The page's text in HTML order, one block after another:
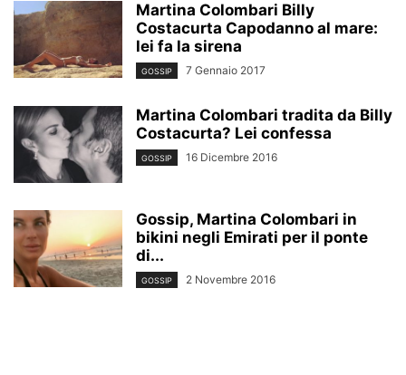
Martina Colombari Billy
Costacurta Capodanno al mare:
lei fa la sirena
GOSSIP 7 Gennaio 2017
Martina Colombari tradita da Billy
Costacurta? Lei confessa
GOSSIP 16 Dicembre 2016
Gossip, Martina Colombari in
bikini negli Emirati per il ponte
di...
GOSSIP 2 Novembre 2016